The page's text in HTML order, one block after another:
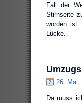
Fall der
Stirnseite
worden
Lücke.
26. Mai,
Da muss